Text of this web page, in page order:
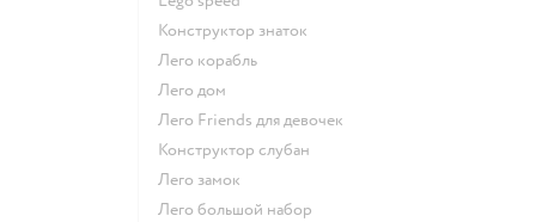
Конструктор знаток
Лего корабль
Лего дом
Лего Friends для девочек
Конструктор слубан
Лего замок
Лего большой набор